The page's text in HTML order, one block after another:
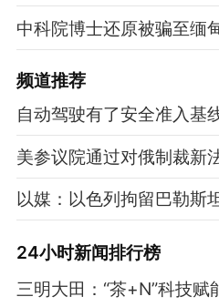
频道推荐
自动驾驶有了安全准入基
美参议院通过对俄制裁新
以媒：以色列拘留巴勒斯
24小时新闻排行榜
三明大田：“茶+N”科技赋